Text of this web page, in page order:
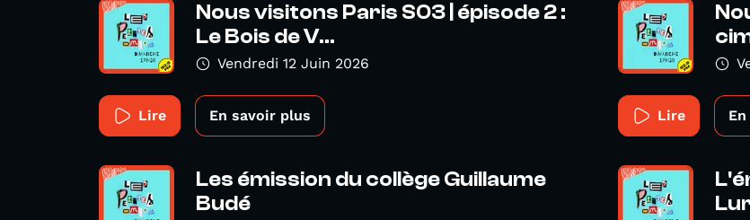
Nous visitons Paris S03 | épisode 2 :
Le Bois de V...
Vendredi 12 Juin 2026
Lire En savoir plus Lire
Les émission du collège Guillaume
Budé